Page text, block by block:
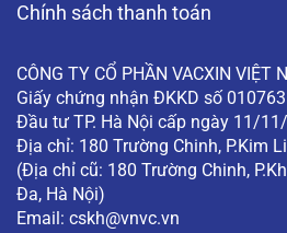
XEM THÊM
Chính sách thanh toán
CÔNG TY CỔ PHẦN VACXIN VIỆT
Giấy chứng nhận ĐKKD số
Đầu tư TP. Hà Nội cấp ngày 11/
Địa chỉ: 180 Trường Chinh, P.Kim
(Địa chỉ cũ: 180 Trường Chinh,
Đa, Hà Nội)
Email: cskh@vnvc.vn